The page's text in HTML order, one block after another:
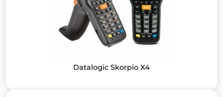
Datalogic Skorpio X4